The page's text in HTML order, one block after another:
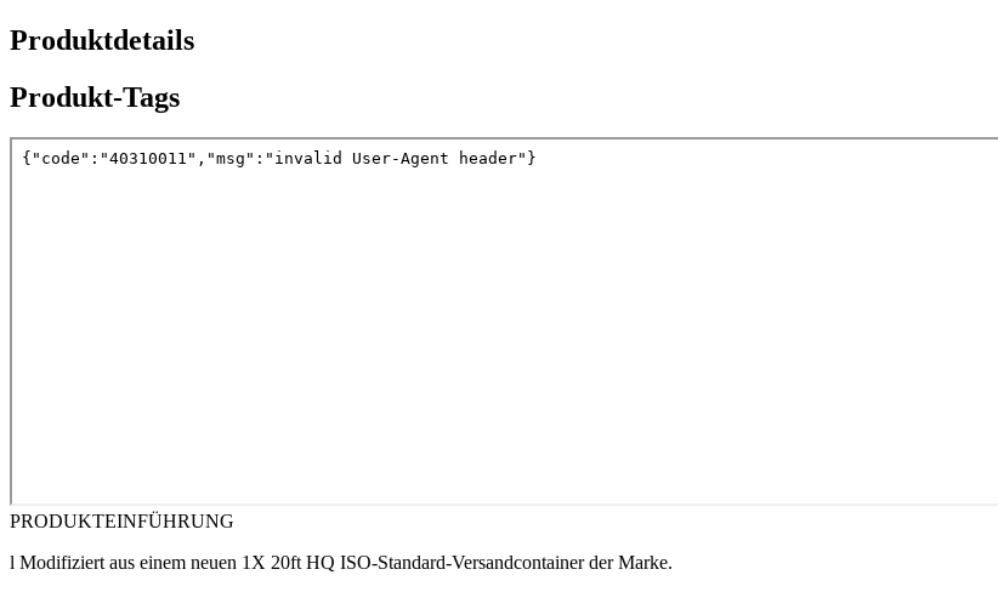
Produktdetails
Produkt-Tags
PRODUKTEINFÜHRUNG
l Modifiziert aus einem neuen 1X 20ft HQ ISO-Standard-Versandcontainer der Marke.